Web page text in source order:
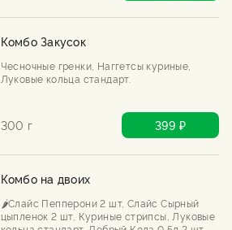
Комбо Закусок
Чесночные гренки, Наггетсы куриные,
Луковые кольца стандарт.
300 г 399 ₽
Комбо на двоих
🌶️Слайс Пепперони 2 шт, Слайс Сырный
цыпленок 2 шт, Куриные стрипсы, Луковые